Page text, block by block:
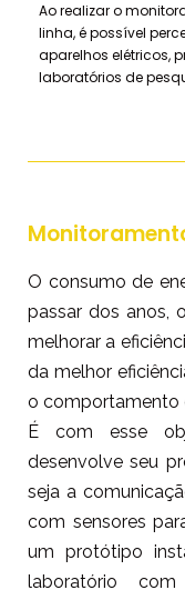
Ao realizar o
linha, é possível
aparelhos elétricos,
laboratórios de
O consumo de
passar dos anos,
melhorar a
da melhor
o comportamento
É com esse
desenvolve seu
seja a
com sensores
um protótipo
laboratório